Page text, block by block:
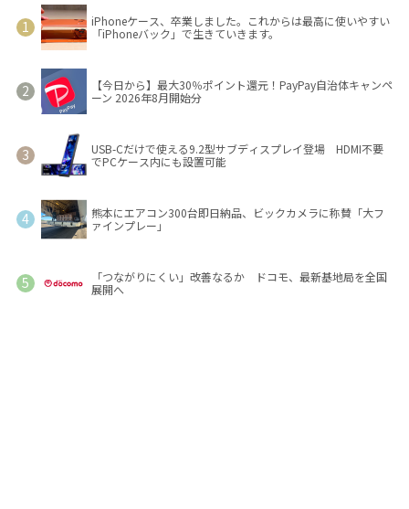
iPhoneケース、卒業しました。これからは最高に使いやすい
「iPhoneバック」で生きていきます。
【今日から】最大30％ポイント還元！PayPay自治体キャンペ
ーン 2026年8月開始分
USB-Cだけで使える9.2型サブディスプレイ登場 HDMI不要
でPCケース内にも設置可能
熊本にエアコン300台即日納品、ビックカメラに称賛「大フ
ァインプレー」
「つながりにくい」改善なるか ドコモ、最新基地局を全国
展開へ